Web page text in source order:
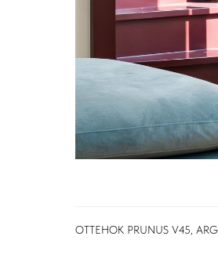
ОТТЕНОК PRUNUS V45,